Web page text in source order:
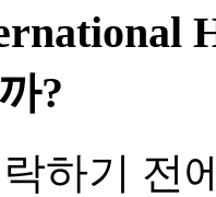
?
하기 전